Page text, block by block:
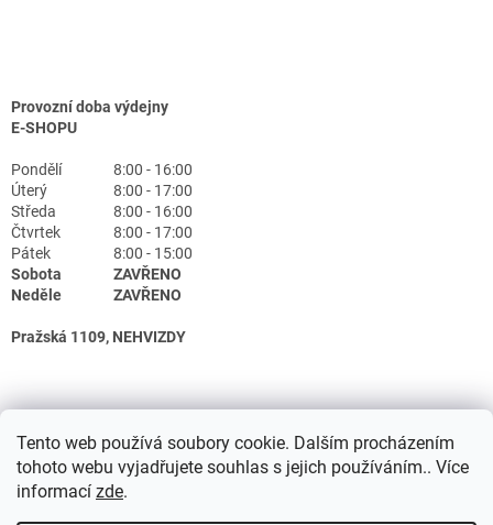
Tento web používá soubory cookie. Dalším procházením
tohoto webu vyjadřujete souhlas s jejich používáním.. Více
informací zde.
Provozní doba výdejny
E-SHOPU
Pondělí
8:00 - 16:00
Úterý
8:00 - 17:00
Středa
8:00 - 16:00
Čtvrtek
8:00 - 17:00
Pátek
8:00 - 15:00
Sobota
ZAVŘENO
Neděle
ZAVŘENO
Pražská 1109, NEHVIZDY